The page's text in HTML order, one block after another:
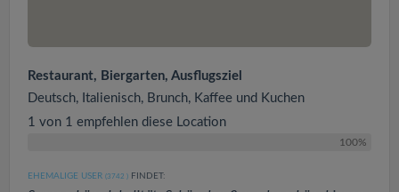
Restaurant, Biergarten, Ausflugsziel
Deutsch, Italienisch, Brunch, Kaffee und Kuchen
1 von 1 empfehlen diese Location
100%
EHEMALIGE USER (3742 ) FINDET: